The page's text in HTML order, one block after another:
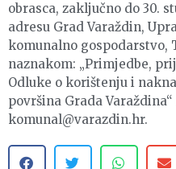
obrasca, zaključno do 30.
adresu Grad Varaždin,
komunalno gospodarstvo,
naznakom: „Primjedbe,
Odluke o korištenju i
površina Grada
komunal@varazdin.hr.